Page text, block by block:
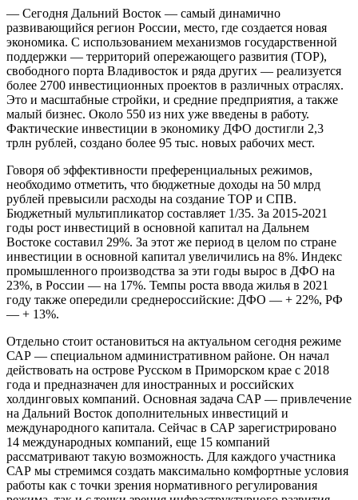
— Сегодня Дальний Восток — самый динамично
развивающийся регион России, место, где создается новая
экономика. С использованием механизмов государственной
поддержки — территорий опережающего развития (ТОР),
свободного порта Владивосток и ряда других — реализуется
более 2700 инвестиционных проектов в различных отраслях.
Это и масштабные стройки, и средние предприятия, а также
малый бизнес. Около 550 из них уже введены в работу.
Фактические инвестиции в экономику ДФО достигли 2,3
трлн рублей, создано более 95 тыс. новых рабочих мест.
Говоря об эффективности преференциальных режимов,
необходимо отметить, что бюджетные доходы на 50 млрд
рублей превысили расходы на создание ТОР и СПВ.
Бюджетный мультипликатор составляет 1/35. За 2015-2021
годы рост инвестиций в основной капитал на Дальнем
Востоке составил 29%. За этот же период в целом по стране
инвестиции в основной капитал увеличились на 8%. Индекс
промышленного производства за эти годы вырос в ДФО на
23%, в России — на 17%. Темпы роста ввода жилья в 2021
году также опередили среднероссийские: ДФО — + 22%, РФ
— + 13%.
Отдельно стоит остановиться на актуальном сегодня режиме
САР — специальном административном районе. Он начал
действовать на острове Русском в Приморском крае с 2018
года и предназначен для иностранных и российских
холдинговых компаний. Основная задача САР — привлечение
на Дальний Восток дополнительных инвестиций и
международного капитала. Сейчас в САР зарегистрировано
14 международных компаний, еще 15 компаний
рассматривают такую возможность. Для каждого участника
САР мы стремимся создать максимально комфортные условия
работы как с точки зрения нормативного регулирования